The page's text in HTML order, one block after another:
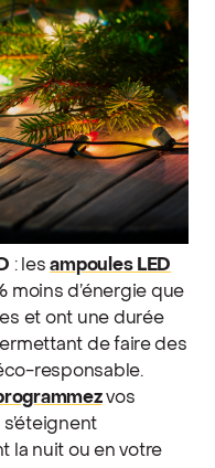
: lesampoules LED
moins d’énergie que
et ont une durée
de faire des
responsable.
vos
la nuit ou en votre